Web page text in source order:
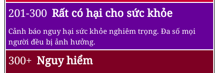
201-300 Rất có hại cho sức khỏe
Cảnh báo nguy hại sức khỏe nghiêm trọng. Đa số mọi
người đều bị ảnh hưởng.
300+ Nguy hiểm